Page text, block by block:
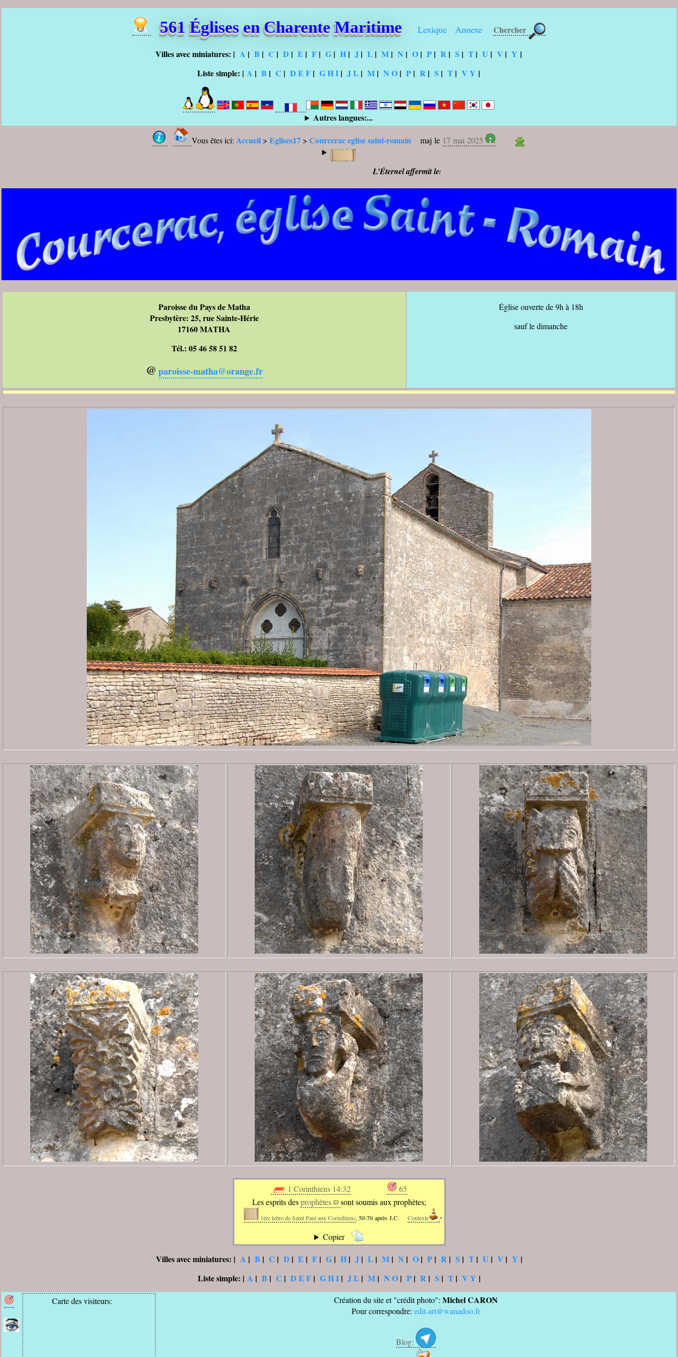
561 Églises en Charente Maritime Lexique Annexe Chercher
Villes avec miniatures: |A |B |C |D |E |F |G |H |J |L |M |N |O |P |R |S |T |U |V |Y |
Liste simple: |A |B |C |D E F |G H I |J L |M |N O |P |R |S |T |V Y |
Autres langues:...
Vous êtes ici: Accueil >Eglises17 >Courcerac eglise saint-romain maj le 17 mai 2025
L’Éternel affermit les pas de l’homme, et il prend plaisir à sa voie; s’il
Paroisse du Pays de Matha
Presbytère: 25, rue Sainte-Hérie
17160 MATHA
Tél.: 05 46 58 51 82
@ paroisse-matha@orange.fr
Église ouverte de 9h à 18h
sauf le dimanche
1 Corinthiens 14:32
65
Les esprits desprophètes sont soumis aux prophètes;
1ère lettre de Saint Paul aux Corinthiens, 50-70 après J.C. Contexte •
Copier
Villes avec miniatures: | A | B | C | D | E | F| G| H| J| L | M| N | O| P| R| S | T| U | V | Y |
Liste simple: | A | B | C | D E F| G H I| J L | M| N O| P| R| S | T| V Y |
Carte des visiteurs: Création du site et "crédit photo":Michel CARON
Pour correspondre:edit-art@wanadoo.fr
Blog: